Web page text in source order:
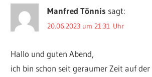
Manfred Tönnis sagt:
20.06.2023 um 21:31 Uhr
Hallo und guten Abend,
ich bin schon seit geraumer Zeit auf der